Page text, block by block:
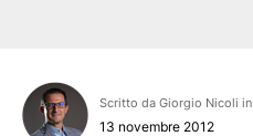
Scritto da Giorgio Nicoli in
13 novembre 2012